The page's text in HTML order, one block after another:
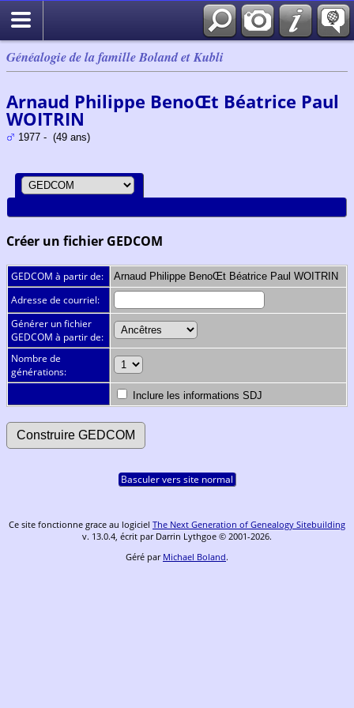
Généalogie de la famille Boland et Kubli
Arnaud Philippe BenoŒt Béatrice Paul
WOITRIN
1977 - (49 ans)
Créer un fichier GEDCOM
GEDCOM à partir de: Arnaud Philippe BenoŒt Béatrice Paul WOITRIN
Adresse de courriel:
Générer un fichier
GEDCOM à partir de:
Nombre de
générations:
Inclure les informations SDJ
Basculer vers site normal
Ce site fonctionne grace au logiciel The Next Generation of Genealogy Sitebuilding
v. 13.0.4, écrit par Darrin Lythgoe © 2001-2026.
Géré par Michael Boland.